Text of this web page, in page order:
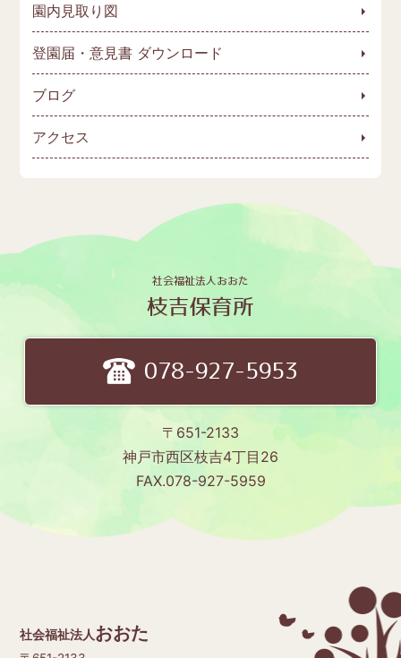
園内見取り図
登園届・意見書 ダウンロード
ブログ
アクセス
社会福祉法人おおた
枝吉保育所
078-927-5953
〒651-2133
神戸市西区枝吉4丁目26
FAX.078-927-5959
社会福祉法人おおた